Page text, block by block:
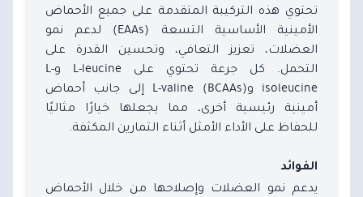
تحتوي هذه التركيبة المتقدمة على جميع الأحماض
الأمينية الأساسية التسعة (EAAs) لدعم نمو
العضلات، تعزيز التعافي، وتحسين القدرة على
التحمل. كل جرعة تحتوي على L-leucine وL-
isoleucine وL-valine (BCAAs) إلى جانب أحماض
أمينية رئيسية أخرى، مما يجعلها خيارًا مثاليًا
للحفاظ على الأداء الأمثل أثناء التمارين المكثفة.
الفوائد
يدعم نمو العضلات وإصلاحها من خلال الأحماض